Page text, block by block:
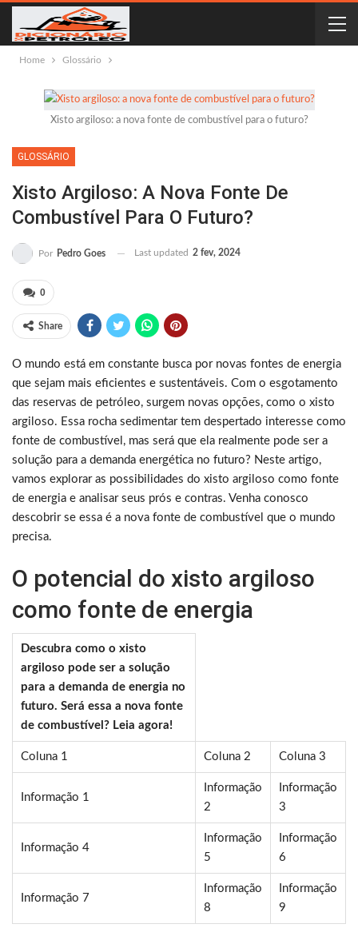
Home Glossário
Xisto argiloso: a nova fonte de combustível para o futuro?
GLOSSÁRIO
Xisto Argiloso: A Nova Fonte De
Combustível Para O Futuro?
Por Pedro Goes Last updated 2 fev, 2024
0
Share
O mundo está em constante busca por novas fontes de energia
que sejam mais eficientes e sustentáveis. Com o esgotamento
das reservas de petróleo, surgem novas opções, como o xisto
argiloso. Essa rocha sedimentar tem despertado interesse como
fonte de combustível, mas será que ela realmente pode ser a
solução para a demanda energética no futuro? Neste artigo,
vamos explorar as possibilidades do xisto argiloso como fonte
de energia e analisar seus prós e contras. Venha conosco
descobrir se essa é a nova fonte de combustível que o mundo
precisa.
O potencial do xisto argiloso
como fonte de energia
Descubra como o xisto
argiloso pode ser a solução
para a demanda de energia no
futuro. Será essa a nova fonte
de combustível? Leia agora!
Coluna 1 Coluna 2 Coluna 3
Informação 1
Informação
2
Informação
3
Informação 4
Informação
5
Informação
6
Informação 7
Informação
8
Informação
9